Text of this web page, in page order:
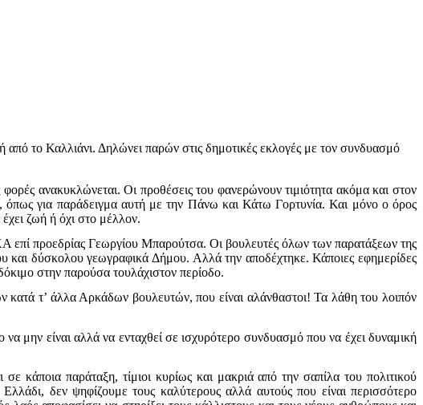
το Καλλιάνι. Δηλώνει παρών στις δημοτικές εκλογές με τον συνδυασμό
φορές ανακυκλώνεται. Οι προθέσεις του φανερώνουν τιμιότητα ακόμα και στον
όπως για παράδειγμα αυτή με την Πάνω και Κάτω Γορτυνία. Και μόνο ο όρος
ζωή ή όχι στο μέλλον.
προεδρίας Γεωργίου Μπαρούτσα. Οι βουλευτές όλων των παρατάξεων της
και δύσκολου γεωγραφικά Δήμου. Αλλά την αποδέχτηκε. Κάποιες εφημερίδες
στην παρούσα τουλάχιστον περίοδο.
κατά τ’ άλλα Αρκάδων βουλευτών, που είναι αλάνθαστοι! Τα λάθη του λοιπόν
μην είναι αλλά να ενταχθεί σε ισχυρότερο συνδυασμό που να έχει δυναμική
κάποια παράταξη, τίμιοι κυρίως και μακριά από την σαπίλα του πολιτικού
δεν ψηφίζουμε τους καλύτερους αλλά αυτούς που είναι περισσότερο